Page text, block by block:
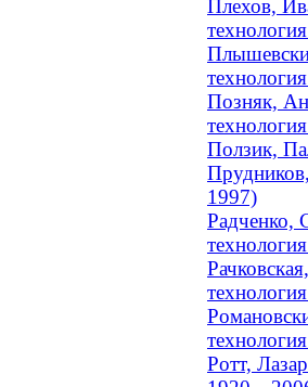
Плехов,
Позняк,
Ползик,
1997)
Радченко,
Ротт,